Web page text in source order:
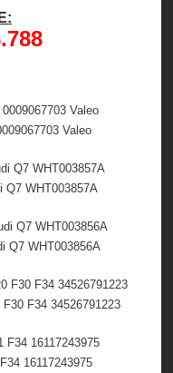
Valeo
Q7 WHT003857A
Q7 WHT003856A
F34 34526791223
16117243975